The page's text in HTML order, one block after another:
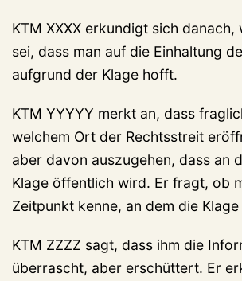
KTM XXXX erkundigt sich danach,
sei, dass man auf die Einhaltung
aufgrund der Klage hofft.
KTM YYYYY merkt an, dass
welchem Ort der Rechtsstreit
aber davon auszugehen, dass an
Klage öffentlich wird. Er fragt, ob
Zeitpunkt kenne, an dem die
KTM ZZZZ sagt, dass ihm die
überrascht, aber erschüttert. Er